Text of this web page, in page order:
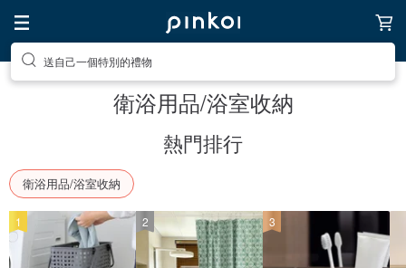
送自己一個特別的禮物
衛浴用品/浴室收納
熱門排行
衛浴用品/浴室收納
1 2 3